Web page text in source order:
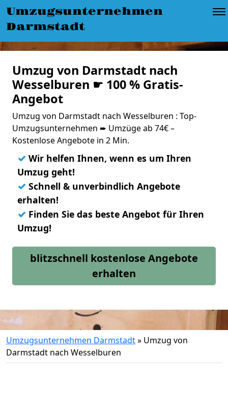
Umzugsunternehmen
Darmstadt
Umzug von Darmstadt nach
Wesselburen ☛ 100 % Gratis-
Angebot
Umzug von Darmstadt nach Wesselburen : Top-
Umzugsunternehmen ➨ Umzüge ab 74€ –
Kostenlose Angebote in 2 Min.
✓ Wir helfen Ihnen, wenn es um Ihren
Umzug geht!
✓ Schnell & unverbindlich Angebote
erhalten!
✓ Finden Sie das beste Angebot für Ihren
Umzug!
blitzschnell kostenlose Angebote
erhalten
Umzugsunternehmen Darmstadt» Umzug von
Darmstadt nach Wesselburen